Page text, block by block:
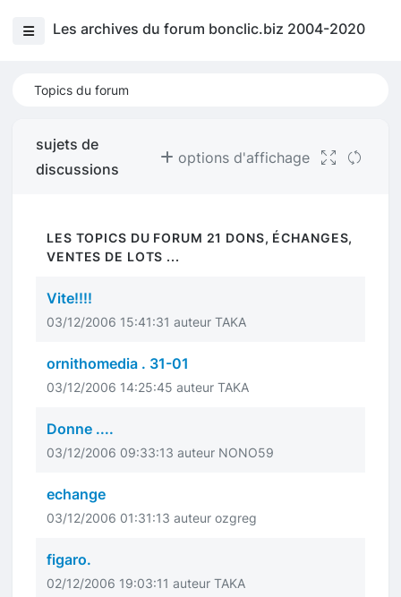
Les archives du forum bonclic.biz 2004-2020
Topics du forum
sujets de
discussions
options d'affichage
LES TOPICS DU FORUM 21 DONS, ÉCHANGES,
VENTES DE LOTS ...
Vite!!!!
03/12/2006 15:41:31 auteur TAKA
ornithomedia . 31-01
03/12/2006 14:25:45 auteur TAKA
Donne ....
03/12/2006 09:33:13 auteur NONO59
echange
03/12/2006 01:31:13 auteur ozgreg
figaro.
02/12/2006 19:03:11 auteur TAKA